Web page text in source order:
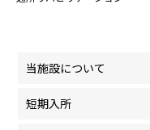
アクセス
職員募集
当施設について
短期入所